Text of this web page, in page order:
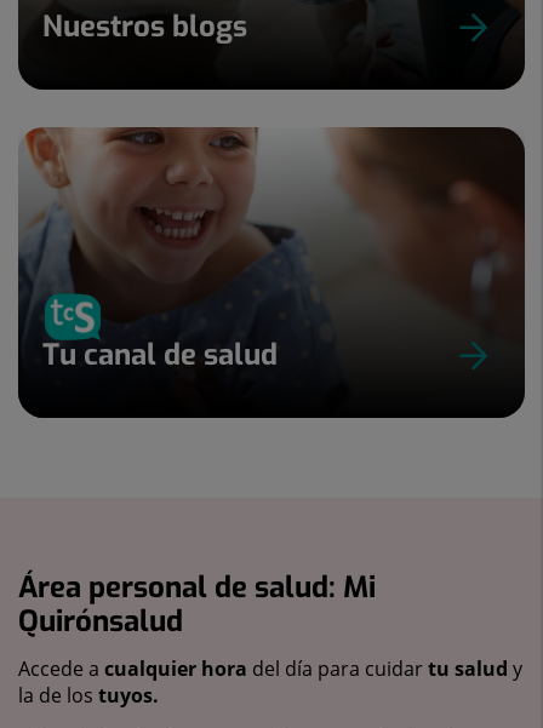
Nuestros blogs
Tu canal de salud
Área personal de salud: Mi
Quirónsalud
Accede a cualquier hora del día para cuidartu salud y
la de los tuyos.